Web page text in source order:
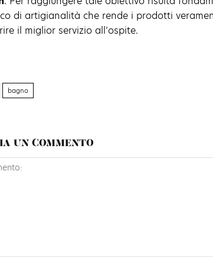
di artigianalità che rende i prodotti
il miglior servizio all’ospite.
bagno
UN COMMENTO